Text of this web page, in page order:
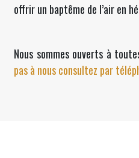
offrir un baptême de l’air en
Nous sommes ouverts à
pas à nous consultez par